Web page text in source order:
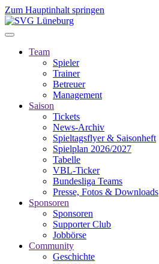
Zum Hauptinhalt springen
Team
Spieler
Trainer
Betreuer
Management
Saison
Tickets
News-Archiv
Spieltagsflyer & Saisonheft
Spielplan 2026/2027
Tabelle
VBL-Ticker
Bundesliga Teams
Presse, Fotos & Downloads
Sponsoren
Sponsoren
Supporter Club
Jobbörse
Community
Geschichte